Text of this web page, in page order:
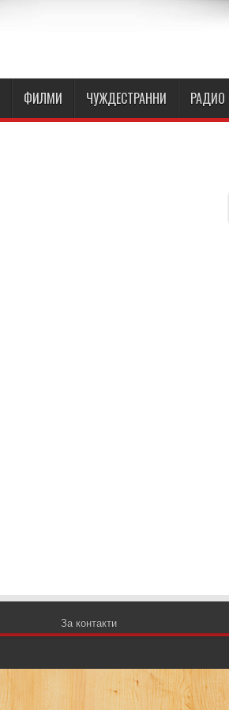
ФИЛМИ ЧУЖДЕСТРАННИ РАДИО
За контакти